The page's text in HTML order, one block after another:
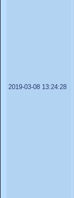
2019-03-08 13:24:28